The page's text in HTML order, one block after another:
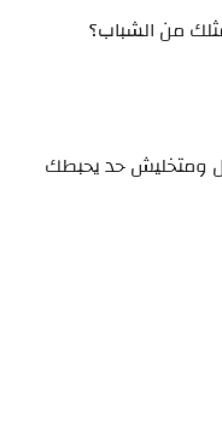
من الشباب؟
ومتخليش حد يحبطك